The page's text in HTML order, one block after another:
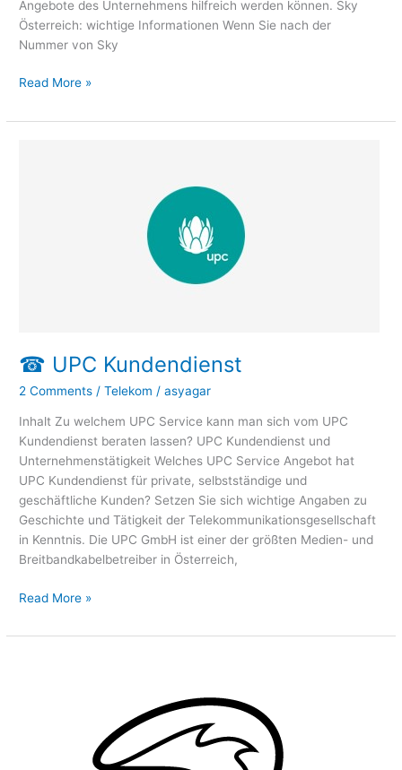
Angebote des Unternehmens hilfreich werden können. Sky
Österreich: wichtige Informationen Wenn Sie nach der
Nummer von Sky
Read More »
☎ UPC Kundendienst
2 Comments /Telekom /asyagar
Inhalt Zu welchem UPC Service kann man sich vom UPC
Kundendienst beraten lassen? UPC Kundendienst und
Unternehmenstätigkeit Welches UPC Service Angebot hat
UPC Kundendienst für private, selbstständige und
geschäftliche Kunden? Setzen Sie sich wichtige Angaben zu
Geschichte und Tätigkeit der Telekommunikationsgesellschaft
in Kenntnis. Die UPC GmbH ist einer der größten Medien- und
Breitbandkabelbetreiber in Österreich,
Read More »